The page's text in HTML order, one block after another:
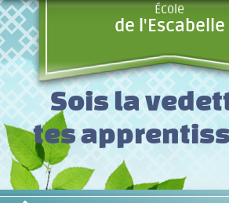
École
de l'Escabelle
Sois la
tes